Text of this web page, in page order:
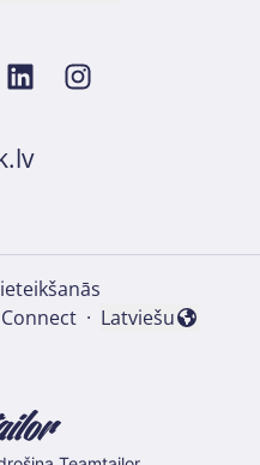
· Mainīt valodu
Latviešu